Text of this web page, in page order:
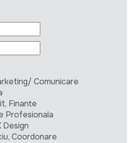
Comunicare
Finante
Profesionala
Design
Coordonare